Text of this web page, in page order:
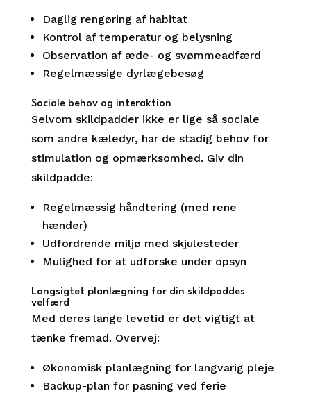
Daglig rengøring af habitat
Kontrol af temperatur og belysning
Observation af æde- og svømmeadfærd
Regelmæssige dyrlægebesøg
Sociale behov og interaktion
Selvom skildpadder ikke er lige så sociale
som andre kæledyr, har de stadig behov for
stimulation og opmærksomhed. Giv din
skildpadde:
Regelmæssig håndtering (med rene
hænder)
Udfordrende miljø med skjulesteder
Mulighed for at udforske under opsyn
Langsigtet planlægning for din skildpaddes
velfærd
Med deres lange levetid er det vigtigt at
tænke fremad. Overvej:
Økonomisk planlægning for langvarig pleje
Backup-plan for pasning ved ferie